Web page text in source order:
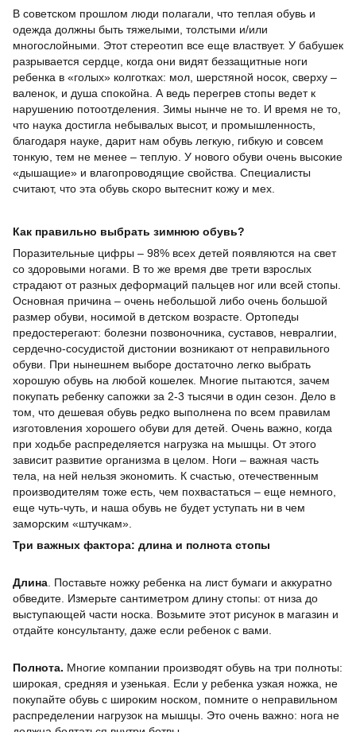
В советском прошлом люди полагали, что теплая обувь и
одежда должны быть тяжелыми, толстыми и/или
многослойными. Этот стереотип все еще властвует. У бабушек
разрывается сердце, когда они видят беззащитные ноги
ребенка в «голых» колготках: мол, шерстяной носок, сверху –
валенок, и душа спокойна. А ведь перегрев стопы ведет к
нарушению потоотделения. Зимы нынче не то. И время не то,
что наука достигла небывалых высот, и промышленность,
благодаря науке, дарит нам обувь легкую, гибкую и совсем
тонкую, тем не менее – теплую. У нового обуви очень высокие
«дышащие» и влагопроводящие свойства. Специалисты
считают, что эта обувь скоро вытеснит кожу и мех.
Как правильно выбрать зимнюю обувь?
Поразительные цифры – 98% всех детей появляются на свет
со здоровыми ногами. В то же время две трети взрослых
страдают от разных деформаций пальцев ног или всей стопы.
Основная причина – очень небольшой либо очень большой
размер обуви, носимой в детском возрасте. Ортопеды
предостерегают: болезни позвоночника, суставов, невралгии,
сердечно-сосудистой дистонии возникают от неправильного
обуви. При нынешнем выборе достаточно легко выбрать
хорошую обувь на любой кошелек. Многие пытаются, зачем
покупать ребенку сапожки за 2-3 тысячи в один сезон. Дело в
том, что дешевая обувь редко выполнена по всем правилам
изготовления хорошего обуви для детей. Очень важно, когда
при ходьбе распределяется нагрузка на мышцы. От этого
зависит развитие организма в целом. Ноги – важная часть
тела, на ней нельзя экономить. К счастью, отечественным
производителям тоже есть, чем похвастаться – еще немного,
еще чуть-чуть, и наша обувь не будет уступать ни в чем
заморским «штучкам».
Три важных фактора: длина и полнота стопы
Длина. Поставьте ножку ребенка на лист бумаги и аккуратно
обведите. Измерьте сантиметром длину стопы: от низа до
выступающей части носка. Возьмите этот рисунок в магазин и
отдайте консультанту, даже если ребенок с вами.
Полнота. Многие компании производят обувь на три полноты:
широкая, средняя и узенькая. Если у ребенка узкая ножка, не
покупайте обувь с широким носком, помните о неправильном
распределении нагрузок на мышцы. Это очень важно: нога не